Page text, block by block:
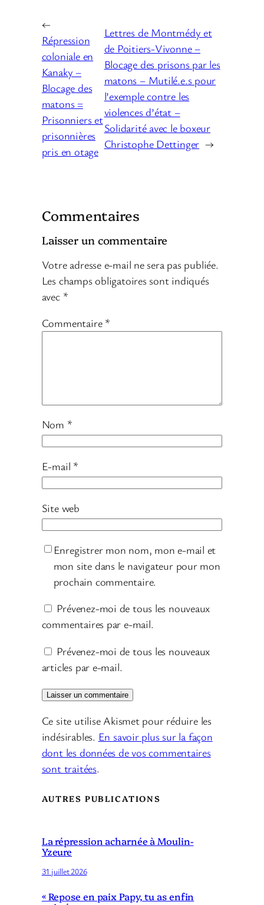
←
Répression
coloniale en
Kanaky –
Blocage des
matons =
Prisonniers et
prisonnières
pris en otage
Lettres de Montmédy et
de Poitiers-Vivonne –
Blocage des prisons par les
matons – Mutilé.e.s pour
l’exemple contre les
violences d’état –
Solidarité avec le boxeur
Christophe Dettinger →
Commentaires
Laisser un commentaire
Votre adresse e-mail ne sera pas publiée.
Les champs obligatoires sont indiqués
avec *
Commentaire *
Nom *
E-mail *
Site web
Enregistrer mon nom, mon e-mail et
mon site dans le navigateur pour mon
prochain commentaire.
Prévenez-moi de tous les nouveaux
commentaires par e-mail.
Prévenez-moi de tous les nouveaux
articles par e-mail.
Ce site utilise Akismet pour réduire les
indésirables. En savoir plus sur la façon
dont les données de vos commentaires
sont traitées.
AUTRES PUBLICATIONS
La répression acharnée à Moulin-
Yzeure
31 juillet 2026
« Repose en paix Papy, tu as enfin